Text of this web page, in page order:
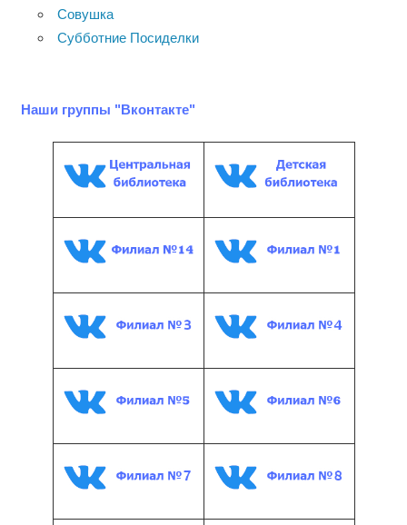
Совушка
Субботние Посиделки
Наши группы "Вконтакте"